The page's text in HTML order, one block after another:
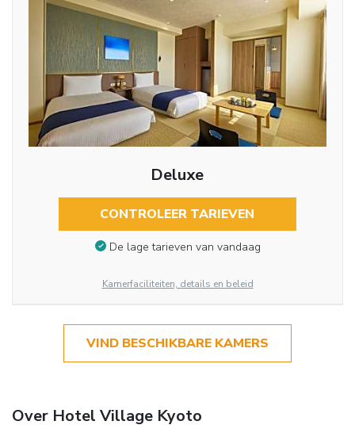
Deluxe
CONTROLEER TARIEVEN
De lage tarieven van vandaag
Kamerfaciliteiten, details en beleid
VIND BESCHIKBARE KAMERS
Over Hotel Village Kyoto